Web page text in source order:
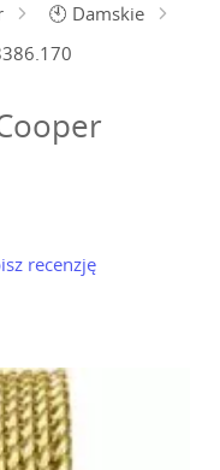
🕙 Damskie
recenzję